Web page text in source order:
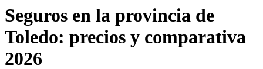
Seguros en la provincia de
Toledo: precios y comparativa
2026